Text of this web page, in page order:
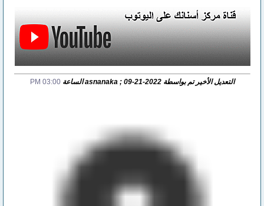
التعديل الأخير تم بواسطة asnanaka ; 09-21-2022 الساعة 03:00 PM